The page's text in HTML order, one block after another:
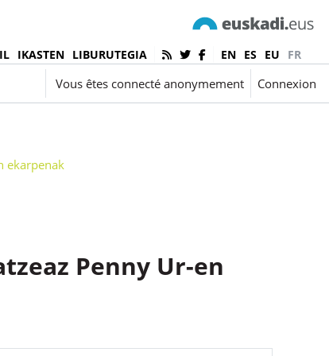
IKASTEN LIBURUTEGIA EN ES EU
FR
Vous êtes connecté anonymement Connexion
ekarpenak
Penny Ur-en